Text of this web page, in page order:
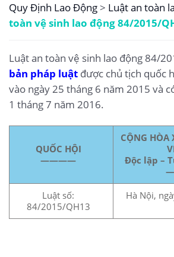
Quy Định Lao Động> Luật an toàn
toàn vệ sinh lao động 84/2015/
Luật an toàn vệ sinh lao động 84/
bản pháp luật được chủ tịch quốc
vào ngày 25 tháng 6 năm 2015 và
1 tháng 7 năm 2016.
QUỐC HỘI
————
CỘNG HÒA
Độc lập –
Luật số:
84/2015/QH13
Hà Nội,